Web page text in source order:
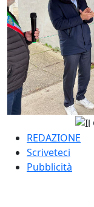
REDAZIONE
Scriveteci
Pubblicità